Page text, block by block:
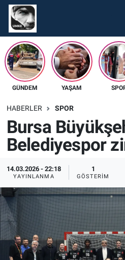
GÜNDEM YAŞAM
HABERLER SPOR
Bursa
Belediyespor
14.03.2026 - 22:18
YAYINLANMA
1
GÖSTERIM
Gündem
Ekonomi
Spor
Tüm Haberler
İletişim
Künye
Nöbetçi Eczaneler
Hava Durumu
Namaz Vakitleri
Süper Lig Puan Durumu
Tüm Manşetler
Son Dakika Haberleri
Haber Arşivi